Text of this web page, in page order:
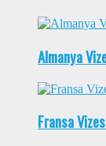
Almanya
Fransa